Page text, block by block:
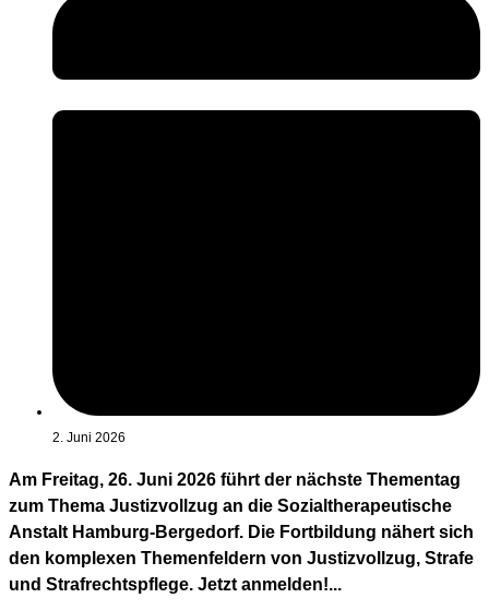
2. Juni 2026
Am Freitag, 26. Juni 2026 führt der nächste Thementag
zum Thema Justizvollzug an die Sozialtherapeutische
Anstalt Hamburg-Bergedorf. Die Fortbildung nähert sich
den komplexen Themenfeldern von Justizvollzug, Strafe
und Strafrechtspflege. Jetzt anmelden!...